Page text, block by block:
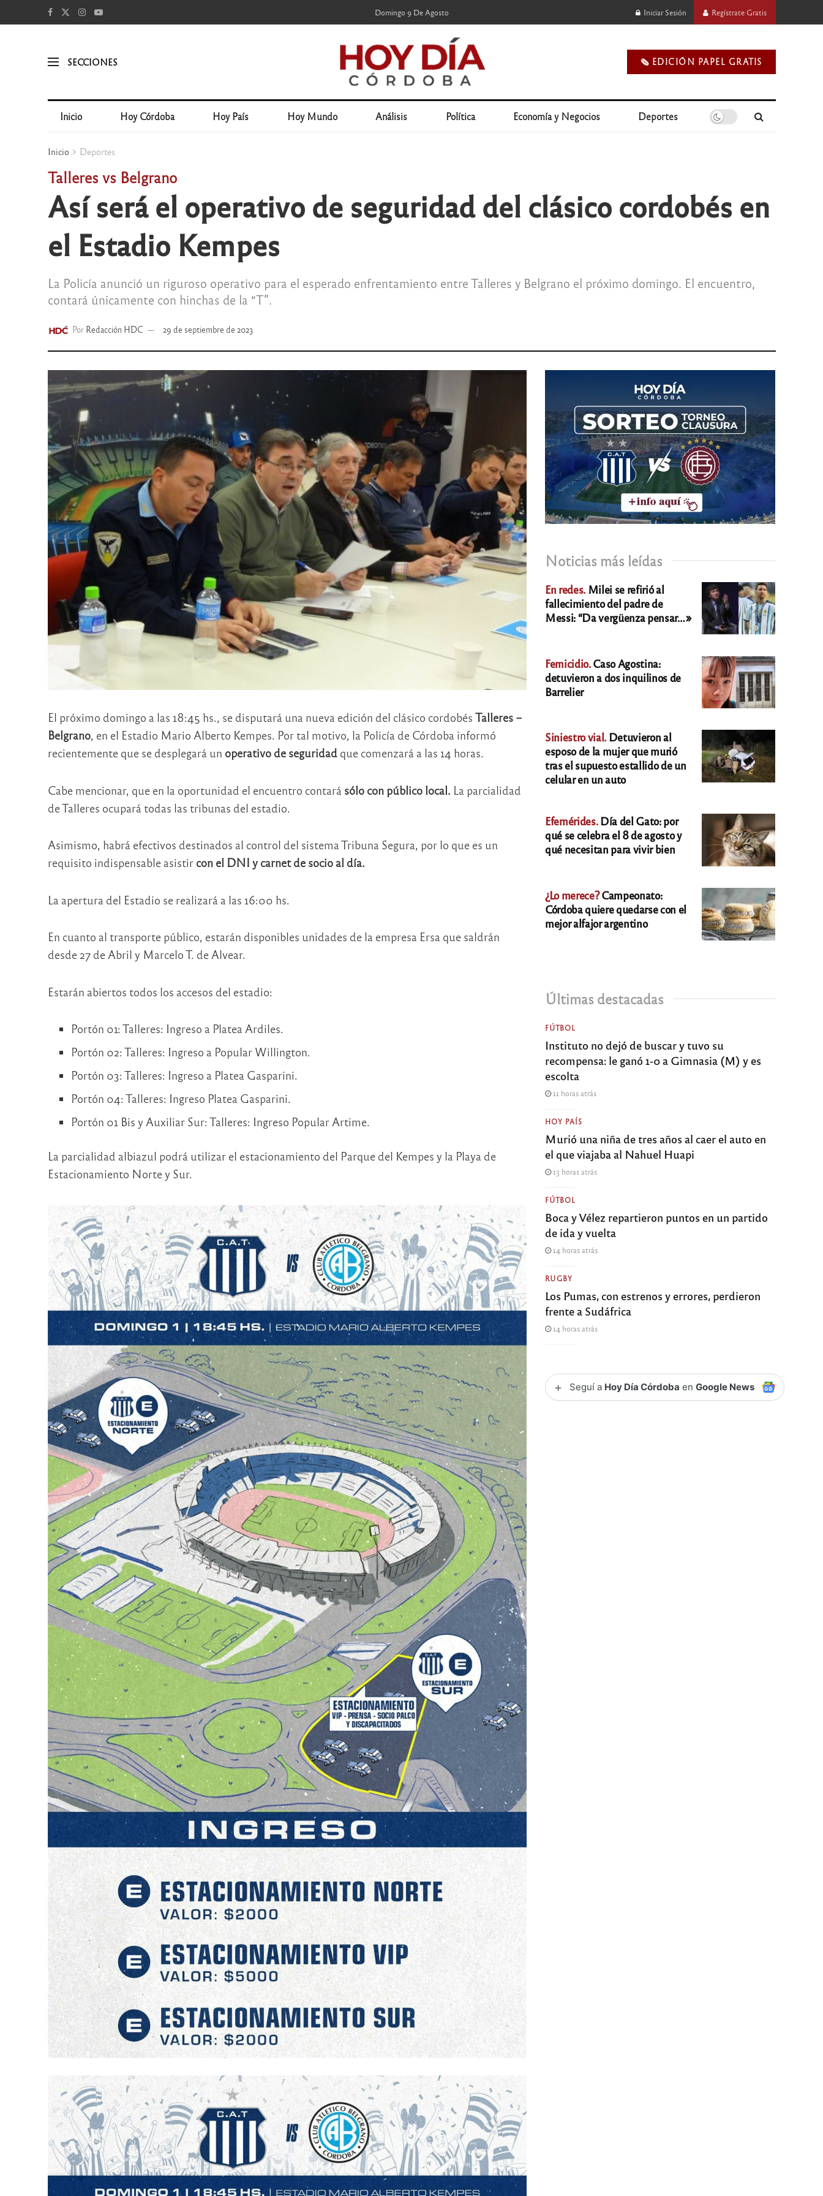
Domingo 9 De Agosto Iniciar Sesión Regístrate Gratis
SECCIONES 🗞️ EDICIÓN PAPEL GRATIS
Inicio Hoy Córdoba Hoy País Hoy Mundo Análisis Política Economía y Negocios Deportes
Inicio Deportes
Talleres vs Belgrano
Así será el operativo de seguridad del clásico cordobés en
el Estadio Kempes
La Policía anunció un riguroso operativo para el esperado enfrentamiento entre Talleres y Belgrano el próximo domingo. El encuentro,
contará únicamente con hinchas de la “T”.
Por Redacción HDC 29 de septiembre de 2023
El próximo domingo a las 18:45 hs., se disputará una nueva edición del clásico cordobés Talleres –
Belgrano, en el Estadio Mario Alberto Kempes. Por tal motivo, la Policía de Córdoba informó
recientemente que se desplegará un operativo de seguridadque comenzará a las 14 horas.
Cabe mencionar, que en la oportunidad el encuentro contará sólo con público local. La parcialidad
de Talleres ocupará todas las tribunas del estadio.
Asimismo, habrá efectivos destinados al control del sistema Tribuna Segura, por lo que es un
requisito indispensable asistir con el DNI y carnet de socio al día.
La apertura del Estadio se realizará a las 16:00 hs.
En cuanto al transporte público, estarán disponibles unidades de la empresa Ersa que saldrán
desde 27 de Abril y Marcelo T. de Alvear.
Estarán abiertos todos los accesos del estadio:
Portón 01: Talleres: Ingreso a Platea Ardiles.
Portón 02: Talleres: Ingreso a Popular Willington.
Portón 03: Talleres: Ingreso a Platea Gasparini.
Portón 04: Talleres: Ingreso Platea Gasparini.
Portón 01 Bis y Auxiliar Sur: Talleres: Ingreso Popular Artime.
La parcialidad albiazul podrá utilizar el estacionamiento del Parque del Kempes y la Playa de
Estacionamiento Norte y Sur.
Noticias más leídas
En redes. Milei se refirió al
fallecimiento del padre de
Messi: “Da vergüenza pensar…»
Femicidio.Caso Agostina:
detuvieron a dos inquilinos de
Barrelier
Siniestro vial. Detuvieron al
esposo de la mujer que murió
tras el supuesto estallido de un
celular en un auto
Efemérides.Día del Gato: por
qué se celebra el 8 de agosto y
qué necesitan para vivir bien
¿Lo merece?Campeonato:
Córdoba quiere quedarse con el
mejor alfajor argentino
Últimas destacadas
FÚTBOL
Instituto no dejó de buscar y tuvo su
recompensa: le ganó 1-0 a Gimnasia (M) y es
escolta
11 horas atrás
HOY PAÍS
Murió una niña de tres años al caer el auto en
el que viajaba al Nahuel Huapi
13 horas atrás
FÚTBOL
Boca y Vélez repartieron puntos en un partido
de ida y vuelta
14 horas atrás
RUGBY
Los Pumas, con estrenos y errores, perdieron
frente a Sudáfrica
14 horas atrás
+ Seguí a Hoy Día Córdoba enGoogle News